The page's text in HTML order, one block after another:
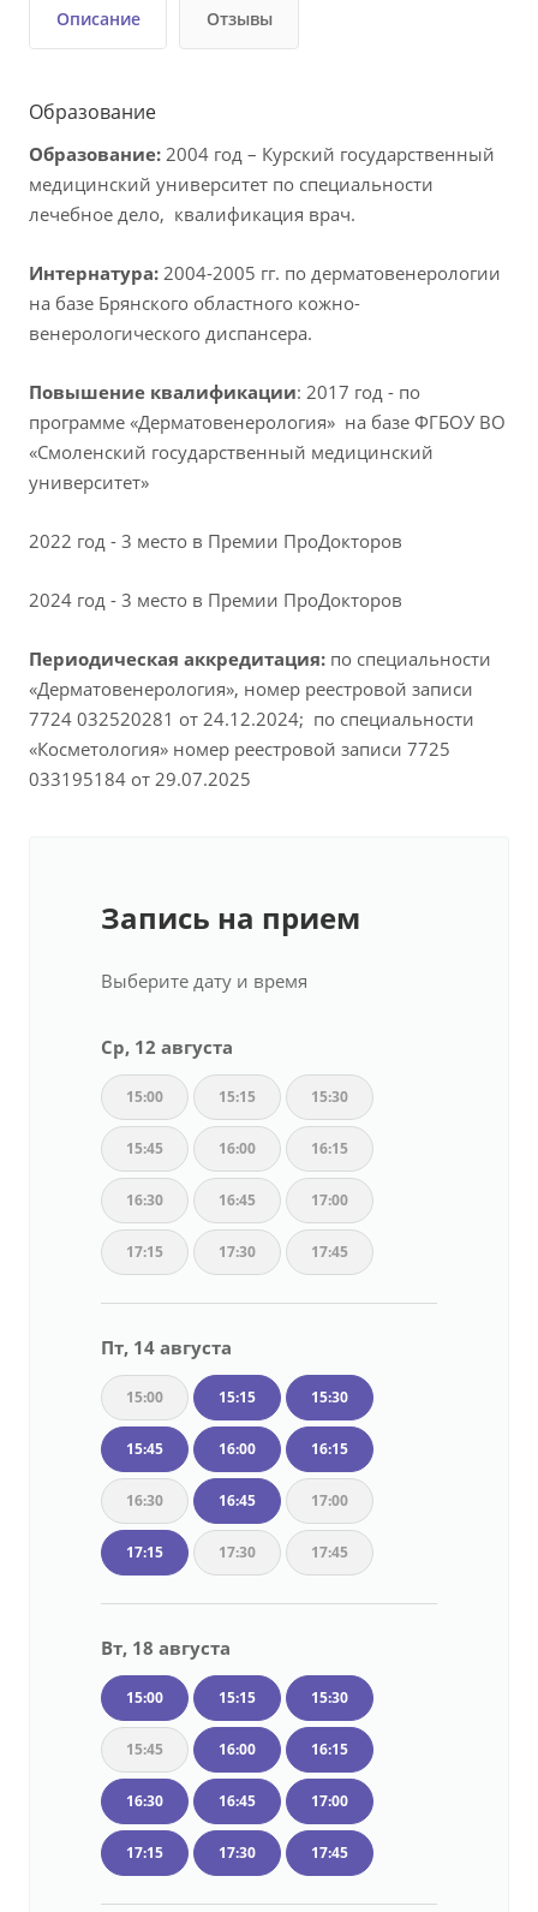
Описание Отзывы
Образование
Образование: 2004 год – Курский государственный
медицинский университет по специальности
лечебное дело, квалификация врач.
Интернатура: 2004-2005 гг. по дерматовенерологии
на базе Брянского областного кожно-
венерологического диспансера.
Повышение квалификации: 2017 год - по
программе «Дерматовенерология» на базе ФГБОУ ВО
«Смоленский государственный медицинский
университет»
2022 год - 3 место в Премии ПроДокторов
2024 год - 3 место в Премии ПроДокторов
Периодическая аккредитация: по специальности
«Дерматовенерология», номер реестровой записи
7724 032520281 от 24.12.2024; по специальности
«Косметология» номер реестровой записи 7725
033195184 от 29.07.2025
Запись на прием
Выберите дату и время
Ср, 12 августа
15:00 15:15 15:30
15:45 16:00 16:15
16:30 16:45 17:00
17:15 17:30 17:45
Пт, 14 августа
15:00 15:15 15:30
15:45 16:00 16:15
16:30 16:45 17:00
17:15 17:30 17:45
Вт, 18 августа
15:00 15:15 15:30
15:45 16:00 16:15
16:30 16:45 17:00
17:15 17:30 17:45